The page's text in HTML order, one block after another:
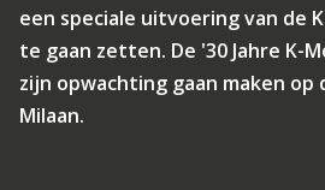
een speciale uitvoering van de
te gaan zetten. De '30 Jahre K-
zijn opwachting gaan maken op
Milaan.